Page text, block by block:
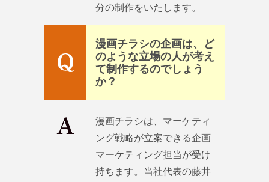
分の制作をいたします。
漫画チラシの企画は、ど
のような立場の人が考え
て制作するのでしょう
か？
漫画チラシは、マーケティ
ング戦略が立案できる企画
マーケティング担当が受け
持ちます。当社代表の藤井